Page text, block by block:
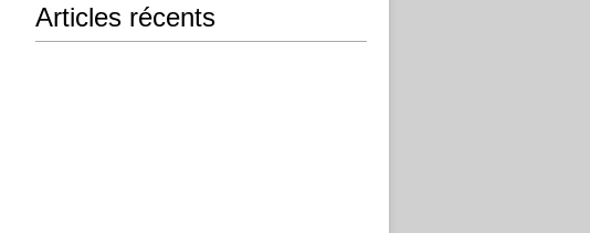
Articles récents